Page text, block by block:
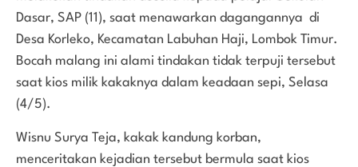
Dasar, SAP (11), saat menawarkan dagangannya di
Desa Korleko, Kecamatan Labuhan Haji, Lombok Timur.
Bocah malang ini alami tindakan tidak terpuji tersebut
saat kios milik kakaknya dalam keadaan sepi, Selasa
(4/5).
Wisnu Surya Teja, kakak kandung korban,
menceritakan kejadian tersebut bermula saat kios